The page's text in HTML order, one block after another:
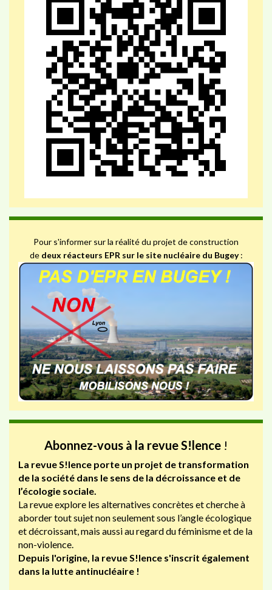
Pour s'informer sur la réalité du projet de construction
de deux réacteurs EPR sur le site nucléaire du Bugey:
Abonnez-vous à la revue S!lence !
La revue S!lence porte un projet de transformation
de la société dans le sens de la décroissance et de
l’écologie sociale.
La revue explore les alternatives concrètes et cherche à
aborder tout sujet non seulement sous l’angle écologique
et décroissant, mais aussi au regard du féminisme et de la
non-violence.
Depuis l'origine, la revue S!lence s'inscrit également
dans la lutte antinucléaire !